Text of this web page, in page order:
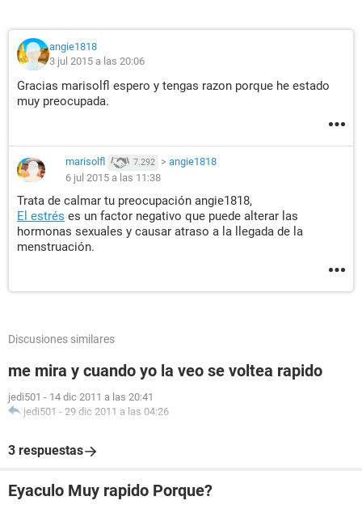
angie1818
3 jul 2015 a las 20:06
Gracias marisolfl espero y tengas razon porque he estado
muy preocupada.
marisolfl 7.292 > angie1818
6 jul 2015 a las 11:38
Trata de calmar tu preocupación angie1818,
El estrés es un factor negativo que puede alterar las
hormonas sexuales y causar atraso a la llegada de la
menstruación.
Discusiones similares
me mira y cuando yo la veo se voltea rapido
jedi501 - 14 dic 2011 a las 20:41
jedi501 - 29 dic 2011 a las 04:26
3 respuestas
Eyaculo Muy rapido Porque?